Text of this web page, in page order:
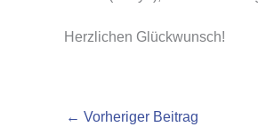
Herzlichen Glückwunsch!
← Vorheriger Beitrag